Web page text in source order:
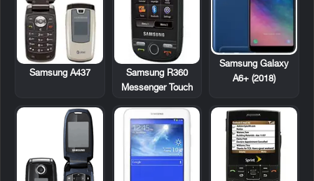
Samsung Galaxy
A6+ (2018)
Samsung R360
Messenger Touch
Samsung A437